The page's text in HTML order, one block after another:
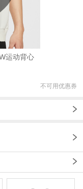
运动背心
不可用优惠券